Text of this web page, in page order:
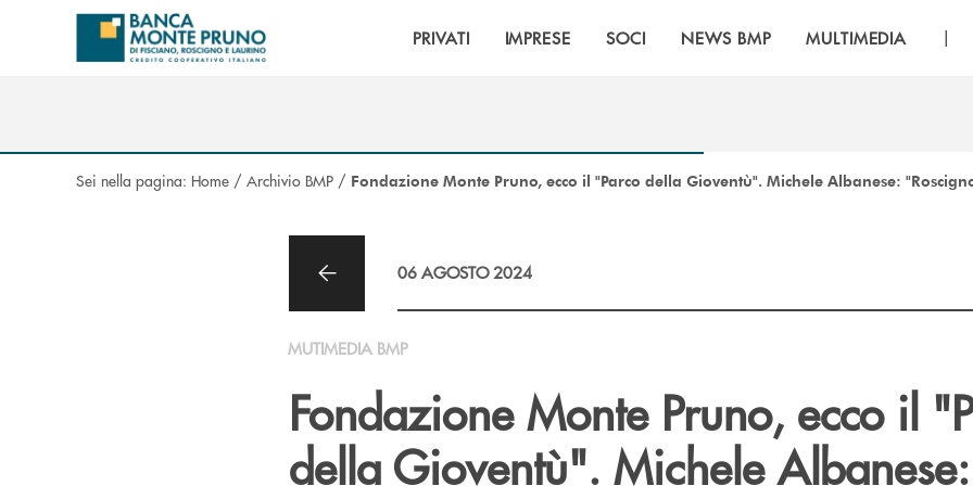
Salta al contenuto principale
PRIVATI IMPRESE SOCI NEWS BMP MULTIMEDIA |
Sei nella pagina: Home / Archivio BMP / Fondazione Monte Pruno, ecco il "Parco della Gioventù". Michele Albanese:
06 AGOSTO 2024
MUTIMEDIA BMP
Fondazione Monte Pruno, ecco il
della Gioventù". Michele Albanese: